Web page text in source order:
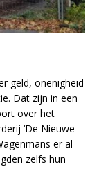
geld, onenigheid
Dat zijn in een
over het
‘De Nieuwe
er al
zelfs hun